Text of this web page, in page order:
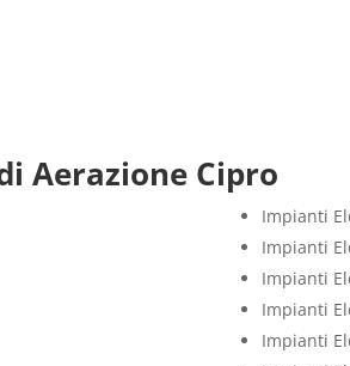
Aerazione Cipro
Impianti
Impianti
Impianti
Impianti
Impianti